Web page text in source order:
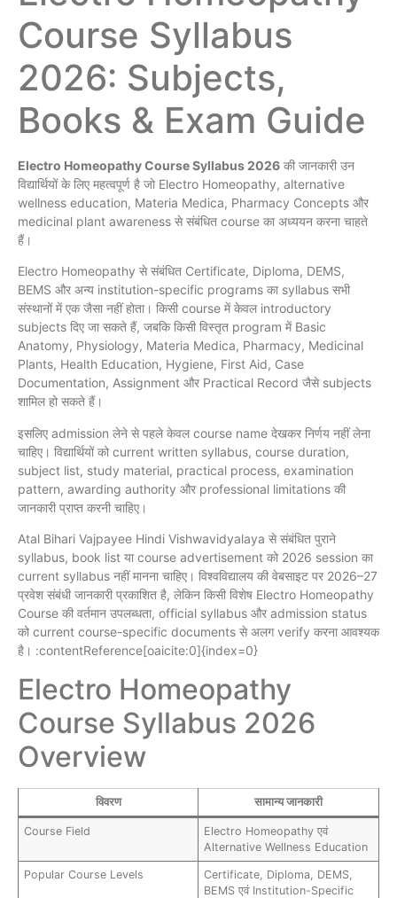
Course Syllabus
2026: Subjects,
Books & Exam Guide
Electro Homeopathy Course Syllabus 2026 की जानकारी उन
विद्यार्थियों के लिए महत्वपूर्ण है जो Electro Homeopathy, alternative
wellness education, Materia Medica, Pharmacy Concepts और
medicinal plant awareness से संबंधित course का अध्ययन करना चाहते
हैं।
Electro Homeopathy से संबंधित Certificate, Diploma, DEMS,
BEMS और अन्य institution-specific programs का syllabus सभी
संस्थानों में एक जैसा नहीं होता। किसी course में केवल introductory
subjects दिए जा सकते हैं, जबकि किसी विस्तृत program में Basic
Anatomy, Physiology, Materia Medica, Pharmacy, Medicinal
Plants, Health Education, Hygiene, First Aid, Case
Documentation, Assignment और Practical Record जैसे subjects
शामिल हो सकते हैं।
इसलिए admission लेने से पहले केवल course name देखकर निर्णय नहीं लेना
चाहिए। विद्यार्थियों को current written syllabus, course duration,
subject list, study material, practical process, examination
pattern, awarding authority और professional limitations की
जानकारी प्राप्त करनी चाहिए।
Atal Bihari Vajpayee Hindi Vishwavidyalaya से संबंधित पुराने
syllabus, book list या course advertisement को 2026 session का
current syllabus नहीं मानना चाहिए। विश्वविद्यालय की वेबसाइट पर 2026–27
प्रवेश संबंधी जानकारी प्रकाशित है, लेकिन किसी विशेष Electro Homeopathy
Course की वर्तमान उपलब्धता, official syllabus और admission status
को current course-specific documents से अलग verify करना आवश्यक
है। :contentReference[oaicite:0]{index=0}
Electro Homeopathy
Course Syllabus 2026
Overview
विवरण सामान्य जानकारी
Course Field
Electro Homeopathy एवं
Alternative Wellness Education
Popular Course Levels
Certificate, Diploma, DEMS,
BEMS एवं Institution-Specific